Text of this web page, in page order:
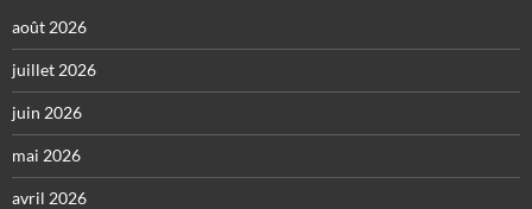
août 2026
juillet 2026
juin 2026
mai 2026
avril 2026